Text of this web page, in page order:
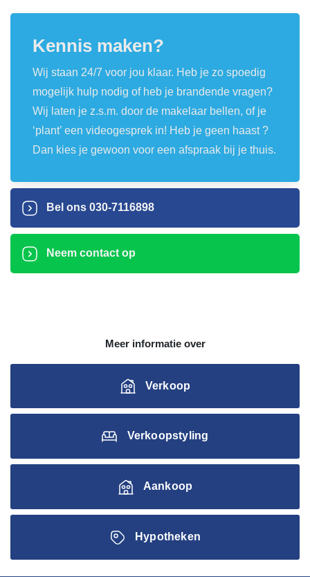
Kennis maken?
Wij staan 24/7 voor jou klaar. Heb je zo spoedig
mogelijk hulp nodig of heb je brandende vragen?
Wij laten je z.s.m. door de makelaar bellen, of je
‘plant’ een videogesprek in! Heb je geen haast ?
Dan kies je gewoon voor een afspraak bij je thuis.
Bel ons 030-7116898
Neem contact op
Meer informatie over
Verkoop
Verkoopstyling
Aankoop
Hypotheken